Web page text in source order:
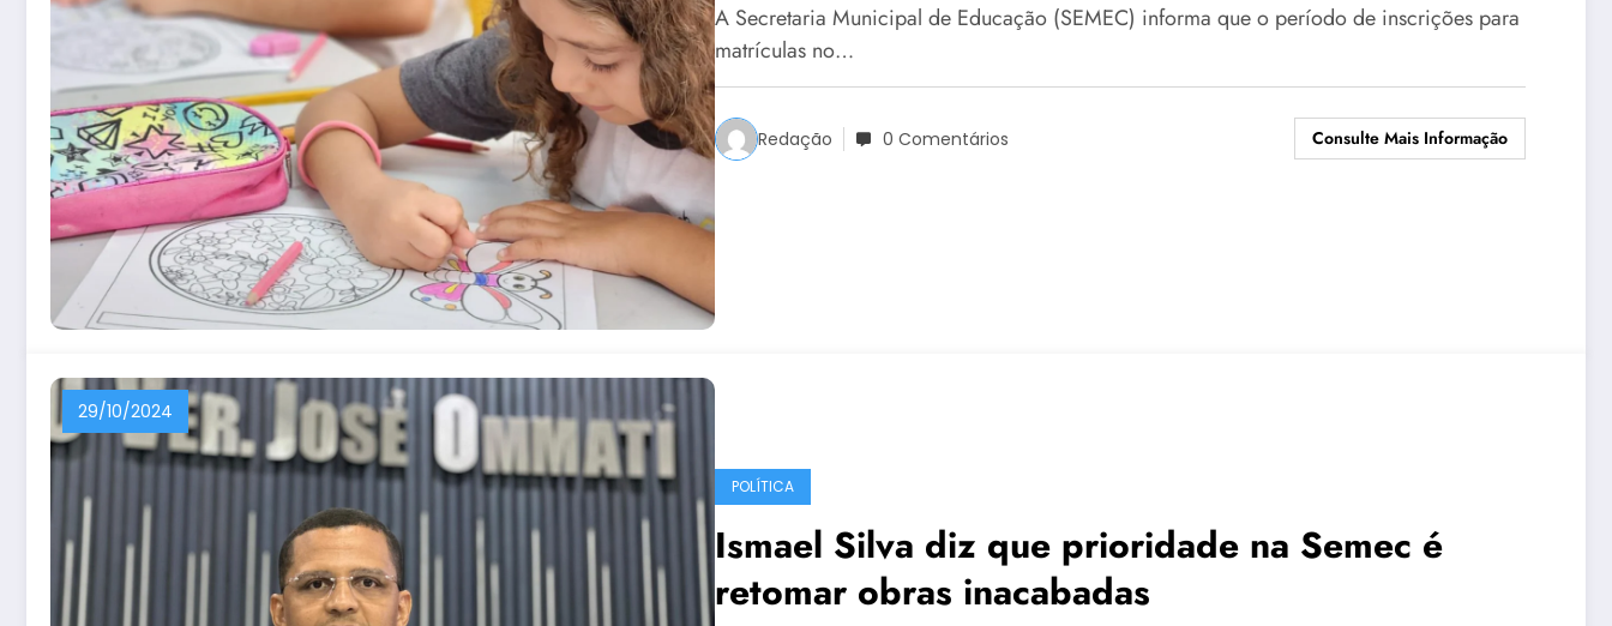
A Secretaria Municipal de Educação (SEMEC) informa que o período de inscrições para
matrículas no…
Redação 0 Comentários Consulte Mais Informação
29/10/2024
POLÍTICA
Ismael Silva diz que prioridade na Semec é
retomar obras inacabadas